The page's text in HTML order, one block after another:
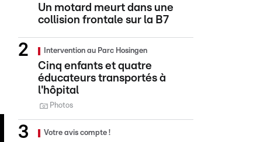
Un motard meurt dans une
collision frontale sur la B7
Intervention au Parc Hosingen
Cinq enfants et quatre
éducateurs transportés à
l'hôpital
Photos
Votre avis compte !